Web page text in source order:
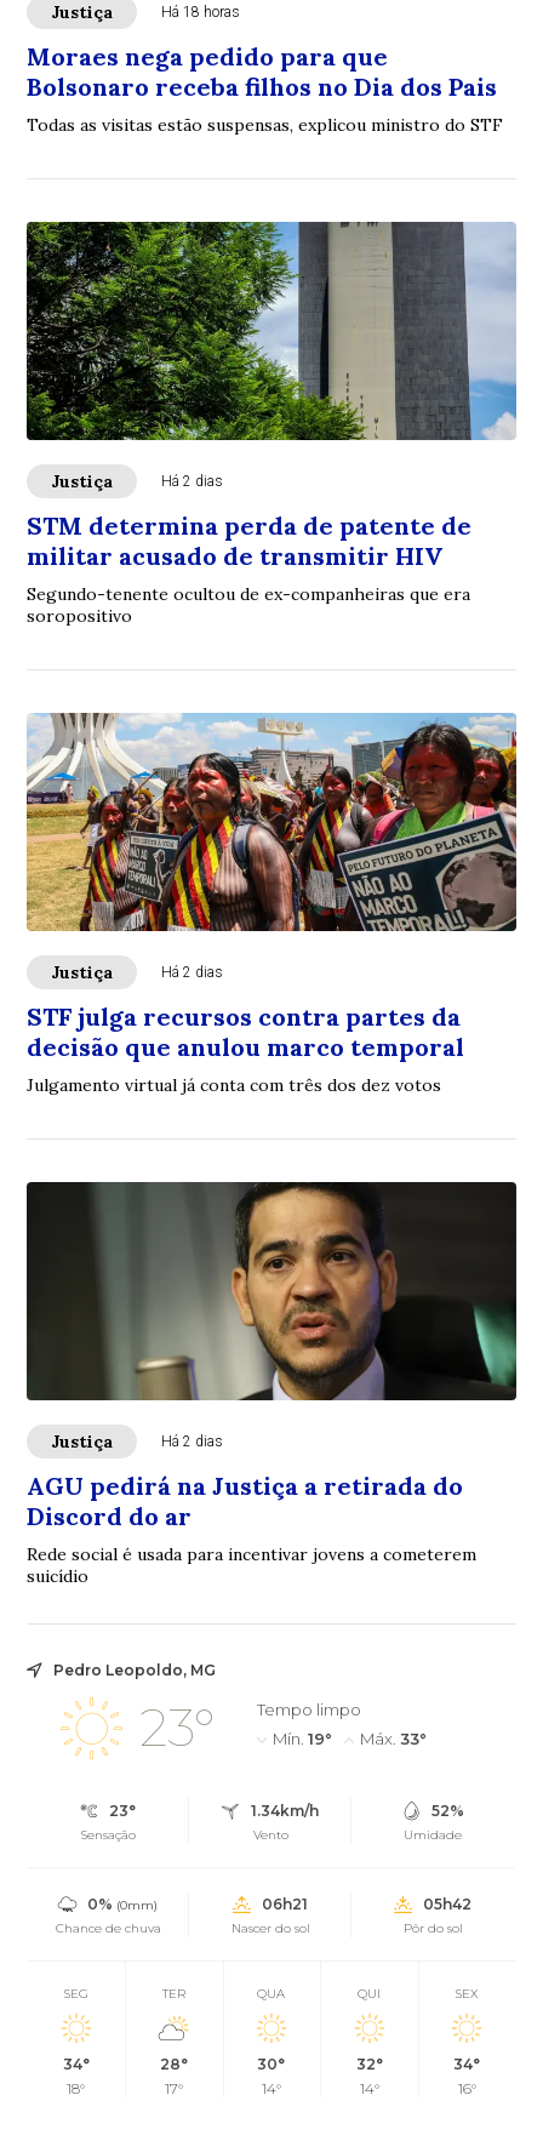
Justiça Há 18 horas
Moraes nega pedido para que
Bolsonaro receba filhos no Dia dos Pais
Todas as visitas estão suspensas, explicou ministro do STF
Justiça Há 2 dias
STM determina perda de patente de
militar acusado de transmitir HIV
Segundo-tenente ocultou de ex-companheiras que era
soropositivo
Justiça Há 2 dias
STF julga recursos contra partes da
decisão que anulou marco temporal
Julgamento virtual já conta com três dos dez votos
Justiça Há 2 dias
AGU pedirá na Justiça a retirada do
Discord do ar
Rede social é usada para incentivar jovens a cometerem
suicídio
Pedro Leopoldo, MG
23°
Tempo limpo
Mín. 19° Máx. 33°
23°
Sensação
1.34km/h
Vento
52%
Umidade
0% (0mm)
Chance de chuva
06h21
Nascer do sol
05h42
Pôr do sol
SEG
34°
18°
TER
28°
17°
QUA
30°
14°
QUI
32°
14°
SEX
34°
16°